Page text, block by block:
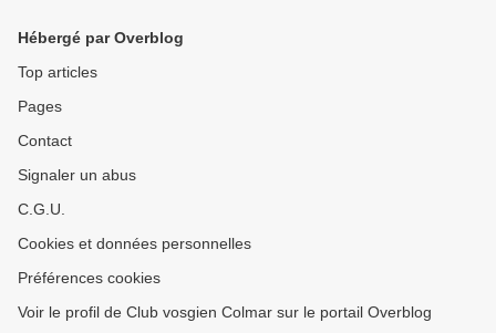
Hébergé par Overblog
Top articles
Pages
Contact
Signaler un abus
C.G.U.
Cookies et données personnelles
Préférences cookies
Voir le profil de Club vosgien Colmar sur le portail Overblog